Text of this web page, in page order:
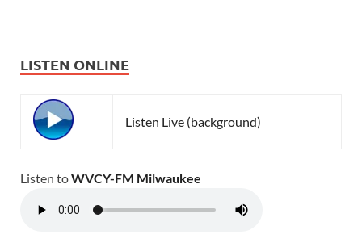
LISTEN ONLINE
Listen Live (background)
Listen toWVCY-FM Milwaukee